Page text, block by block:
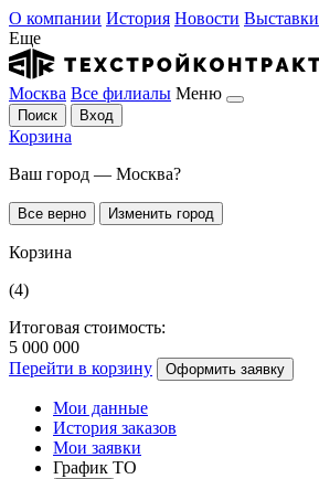
О компании История Новости Выставки
Еще
Москва Все филиалы Меню
Поиск Вход
Корзина
Ваш город — Москва?
Все верно Изменить город
Корзина
(4)
Итоговая стоимость:
5 000 000
Перейти в корзину
Оформить заявку
Мои данные
История заказов
Мои заявки
График ТО